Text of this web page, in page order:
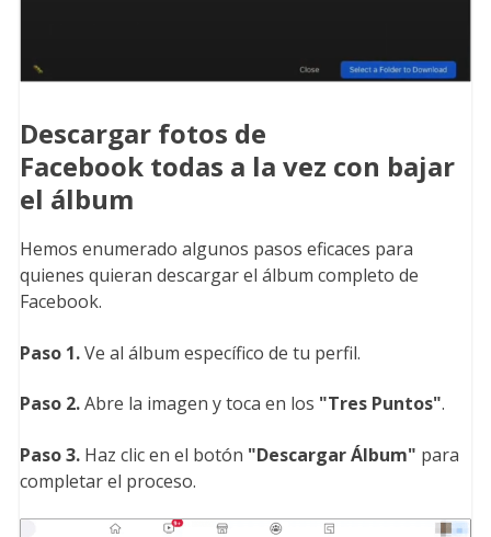
Descargar fotos de
Facebook todas a la vez con bajar
el álbum
Hemos enumerado algunos pasos eficaces para
quienes quieran descargar el álbum completo de
Facebook.
Paso 1.Ve al álbum específico de tu perfil.
Paso 2.Abre la imagen y toca en los "Tres Puntos".
Paso 3.Haz clic en el botón "Descargar Álbum" para
completar el proceso.